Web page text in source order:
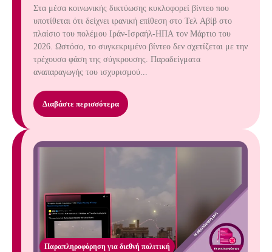
Στα μέσα κοινωνικής δικτύωσης κυκλοφορεί βίντεο που
υποτίθεται ότι δείχνει ιρανική επίθεση στο Τελ Αβίβ στο
πλαίσιο του πολέμου Ιράν-Ισραήλ-ΗΠΑ τον Μάρτιο του
2026. Ωστόσο, το συγκεκριμένο βίντεο δεν σχετίζεται με την
τρέχουσα φάση της σύγκρουσης. Παραδείγματα
αναπαραγωγής του ισχυρισμού...
Διαβάστε περισσότερα
Παραπληροφόρηση για διεθνή πολιτική